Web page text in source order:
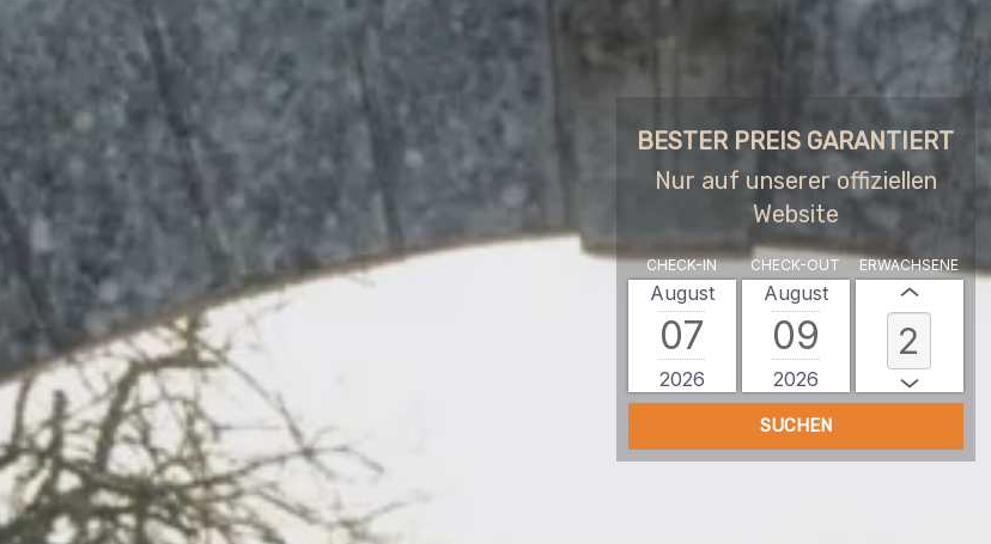
BESTER PREIS GARANTIERT
Nur auf unserer offiziellen
Website
CHECK-IN
August
07
2026
CHECK-OUT
August
09
2026
ERWACHSENE
SUCHEN